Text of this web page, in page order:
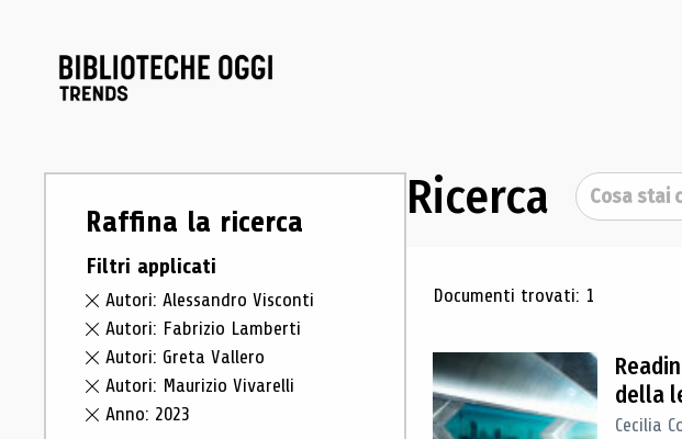
Raffina la ricerca
Filtri applicati
Autori: Alessandro Visconti
Autori: Fabrizio Lamberti
Autori: Greta Vallero
Autori: Maurizio Vivarelli
Anno: 2023
Ricerca Cerca
Risultati di
Documenti trovati: 1
della
Cecilia